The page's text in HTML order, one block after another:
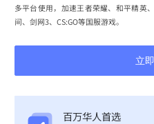
多平台使用，加速王者荣耀、和平精英
间、剑网3、CS:GO等国服游戏。
立
百万华人首选